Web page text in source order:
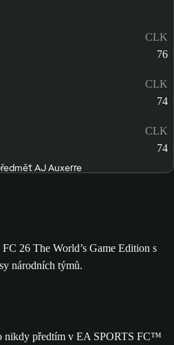
CLK
76
CLK
74
CLK
74
AJ Auxerre
nikdy předtím v EA SPORTS FC™